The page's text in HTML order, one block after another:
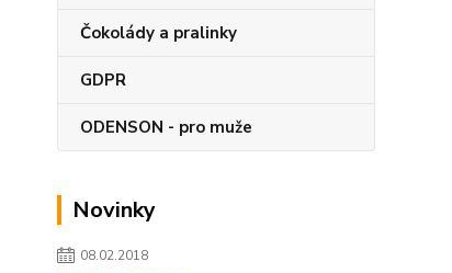
Čokolády a pralinky
GDPR
ODENSON - pro muže
Novinky
08.02.2018